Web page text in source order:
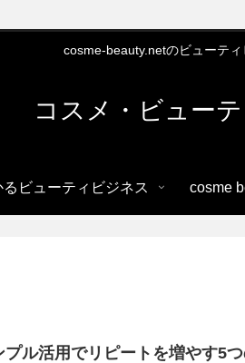
cosme-beauty.netのビューティ
コスメ・ビュー
ビューティビジネス cosme
プル活用でリピートを増やす5